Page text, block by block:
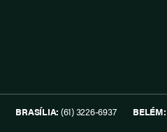
BRASÍLIA: (61) 3226-6937 BELÉM: